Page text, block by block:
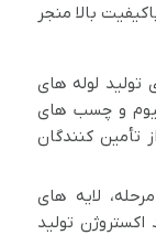
بالا منجر
تولید لوله های
و چسب های
تأمین کنندگان
لایه های
تولید